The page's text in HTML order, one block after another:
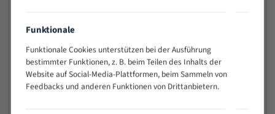
600
> 500
0,75/1,25
Vorteile:
Vielseitiges Bandsägeblatt für verschiedenste
Funktionale
Funktionale Cookies unterstützen bei der Ausführung
bestimmter Funktionen, z. B. beim Teilen des Inhalts der
Website auf Social-Media-Plattformen, beim Sammeln von
Feedbacks und anderen Funktionen von Drittanbietern.